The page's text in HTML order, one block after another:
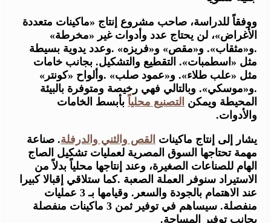
ووفقاً للدراسة، صاحب مشروع إنتاج «ماكينات متعددة
الأغراض»، لن يحتاج عدد وأدوات غير «مخرطة»
.و«مثقاب». و«مقص» و«فريزه» .وعدد يدوية بسيطة
مثل «اسطمبات». التقطيع والتشكيل. بجانب خامات
مثل «علب طلاء». و«عمود صلب» .وألواح «كونتر»
.و«موسكي». وبالتالي فهي رخيصة ومتوفرة بالبيئة
المحيطة ويمكن التصنيع محلياً بأبسط الخامات
والأدوات.
يشار إلى إنتاج ماكينات القص والثني والدرفلة. صناعة
مهمة تحتاجها السوق المصرية لعمليات تشكيل الصاج
الهام للصناعات الصغيرة، وعند إنتاجها محلياً بدلاً من
الاستيراد سنوفر العملة الصعبة .كما ستلاقي إقبالا كبيرا
عند الاهتمام بالجودة والسعر. وقيامها بـ 3 عمليات
منفصلة. سيساهم في توفير ثمن 3 ماكينات منفصلة
بجانب توفير المساحة.